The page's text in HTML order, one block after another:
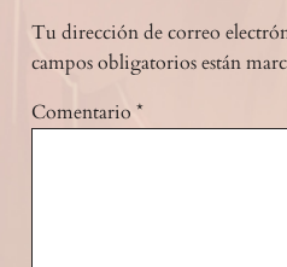
Tu dirección de correo
campos obligatorios están
Comentario *